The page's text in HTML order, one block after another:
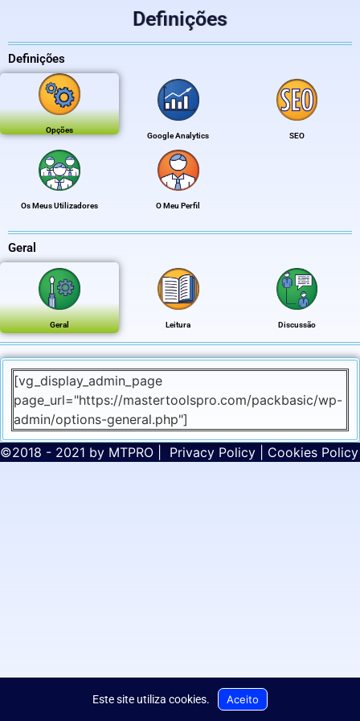
Definições
Definições
Opções
Google Analytics SEO
Os Meus Utilizadores O Meu Perfil
Geral
Geral Leitura Discussão
[vg_display_admin_page
page_url="https://mastertoolspro.com/packbasic/wp-
admin/options-general.php"]
©2018 - 2021 by MTPRO Privacy Policy Cookies Policy
Este site utiliza cookies. Aceito